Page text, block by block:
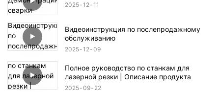
2025 12 11
Видеоинструкция по послепродажному
обслуживанию
2025 12 09
Полное руководство по станкам для
лазерной резки | Описание продукта
2025 09 22